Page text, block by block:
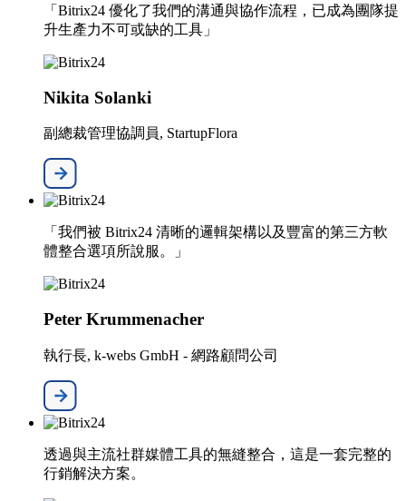
「Bitrix24 優化了我們的溝通與協作流程，已成為團隊提
升生產力不可或缺的工具」
Nikita Solanki
副總裁管理協調員, StartupFlora
「我們被 Bitrix24 清晰的邏輯架構以及豐富的第三方軟
體整合選項所說服。」
Peter Krummenacher
執行長, k-webs GmbH - 網路顧問公司
透過與主流社群媒體工具的無縫整合，這是一套完整的
行銷解決方案。